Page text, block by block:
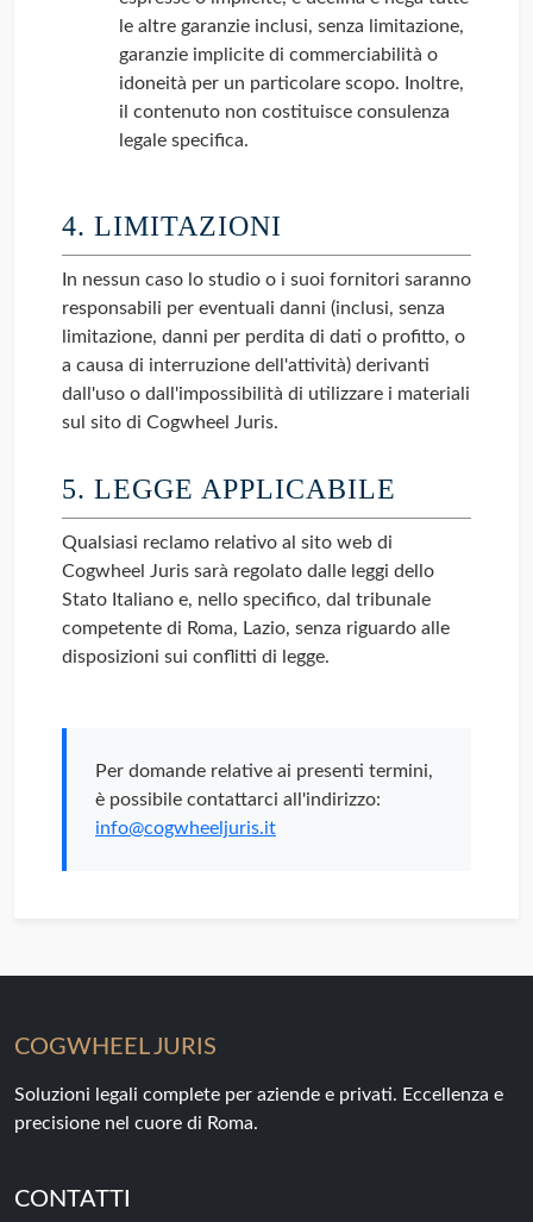
le altre garanzie inclusi, senza limitazione,
garanzie implicite di commerciabilità o
idoneità per un particolare scopo. Inoltre,
il contenuto non costituisce consulenza
legale specifica.
4. LIMITAZIONI
In nessun caso lo studio o i suoi fornitori saranno
responsabili per eventuali danni (inclusi, senza
limitazione, danni per perdita di dati o profitto, o
a causa di interruzione dell'attività) derivanti
dall'uso o dall'impossibilità di utilizzare i materiali
sul sito di Cogwheel Juris.
5. LEGGE APPLICABILE
Qualsiasi reclamo relativo al sito web di
Cogwheel Juris sarà regolato dalle leggi dello
Stato Italiano e, nello specifico, dal tribunale
competente di Roma, Lazio, senza riguardo alle
disposizioni sui conflitti di legge.
Per domande relative ai presenti termini,
è possibile contattarci all'indirizzo:
info@cogwheeljuris.it
COGWHEEL JURIS
Soluzioni legali complete per aziende e privati. Eccellenza e
precisione nel cuore di Roma.
CONTATTI